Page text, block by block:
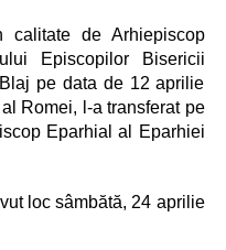
calitate de Arhiepiscop
Episcopilor Bisericii
pe data de 12 aprilie
Romei, l-a transferat pe
Eparhial al Eparhiei
loc sâmbătă, 24 aprilie